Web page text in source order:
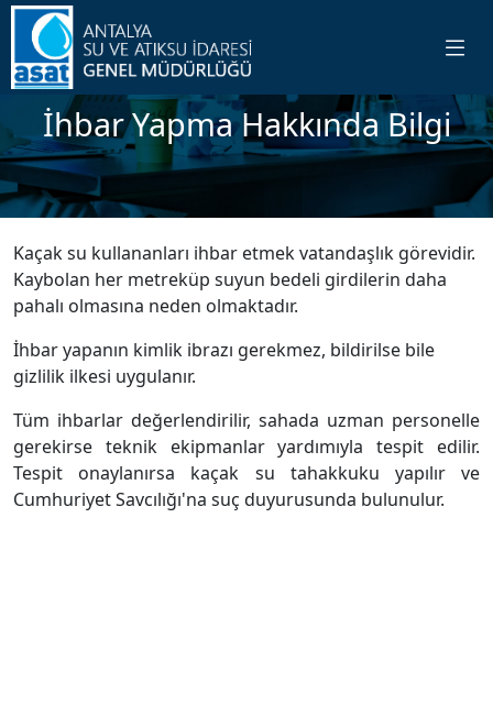
İhbar Yapma Hakkında Bilgi
Kaçak su kullananları ihbar etmek vatandaşlık görevidir.
Kaybolan her metreküp suyun bedeli girdilerin daha
pahalı olmasına neden olmaktadır.
İhbar yapanın kimlik ibrazı gerekmez, bildirilse bile
gizlilik ilkesi uygulanır.
Tüm ihbarlar değerlendirilir, sahada uzman personelle
gerekirse teknik ekipmanlar yardımıyla tespit edilir.
Tespit onaylanırsa kaçak su tahakkuku yapılır ve
Cumhuriyet Savcılığı'na suç duyurusunda bulunulur.